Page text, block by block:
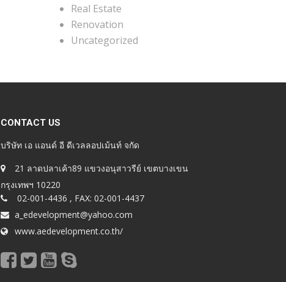
Real Estate
Renovation
Uncategorized
CONTACT US
บริษัท เอ แอนด์ อี ดีเวลลอปเม้นท์ จกัด
21 ลาดปลาเค้า89 แขวงอนุสาวรีย์ เขตบางเขน
กรุงเทพฯ 10220
02-001-4436 , FAX: 02-001-4437
a_edevelopment@yahoo.com
www.aedevelopment.co.th/